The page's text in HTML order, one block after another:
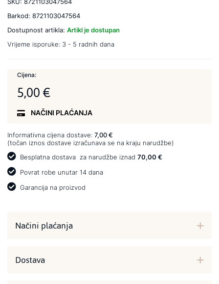
Barkod: 8721103047564
Dostupnost artikla: Artikl je dostupan
Vrijeme isporuke: 3 - 5 radnih dana
Cijena:
5,00 €
NAČINI PLAĆANJA
Informativna cijena dostave: 7,00 €
(točan iznos dostave izračunava se na kraju narudžbe)
Besplatna dostava za narudžbe iznad 70,00 €
Povrat robe unutar 14 dana
Garancija na proizvod
Načini plaćanja
Dostava